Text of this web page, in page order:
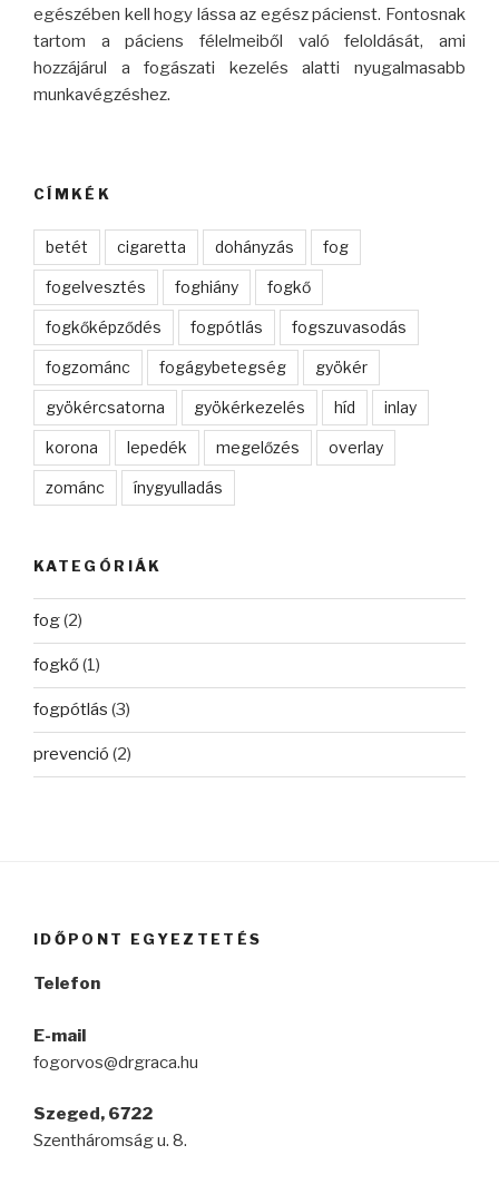
egészében kell hogy lássa az egész pácienst. Fontosnak
tartom a páciens félelmeiből való feloldását, ami
hozzájárul a fogászati kezelés alatti nyugalmasabb
munkavégzéshez.
CÍMKÉK
betét cigaretta dohányzás fog
fogelvesztés foghiány fogkő
fogkőképződés fogpótlás fogszuvasodás
fogzománc fogágybetegség gyökér
gyökércsatorna gyökérkezelés híd inlay
korona lepedék megelőzés overlay
zománc ínygyulladás
KATEGÓRIÁK
fog(2)
fogkő(1)
fogpótlás (3)
prevenció (2)
IDŐPONT EGYEZTETÉS
Telefon
E-mail
fogorvos@drgraca.hu
Szeged, 6722
Szentháromság u. 8.